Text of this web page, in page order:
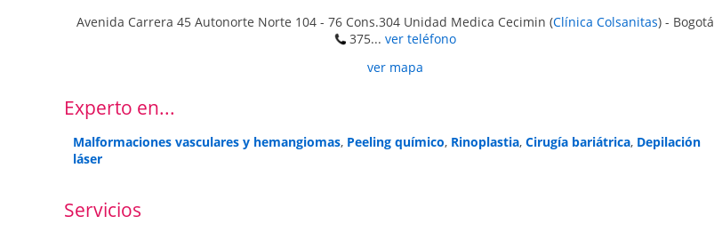
Avenida Carrera 45 Autonorte Norte 104 - 76 Cons.304 Unidad Medica Cecimin (Clínica Colsanitas)- Bogotá
375... ver teléfono
ver mapa
Experto en...
Malformaciones vasculares y hemangiomas, Peeling químico, Rinoplastia, Cirugía bariátrica, Depilación
láser
Servicios